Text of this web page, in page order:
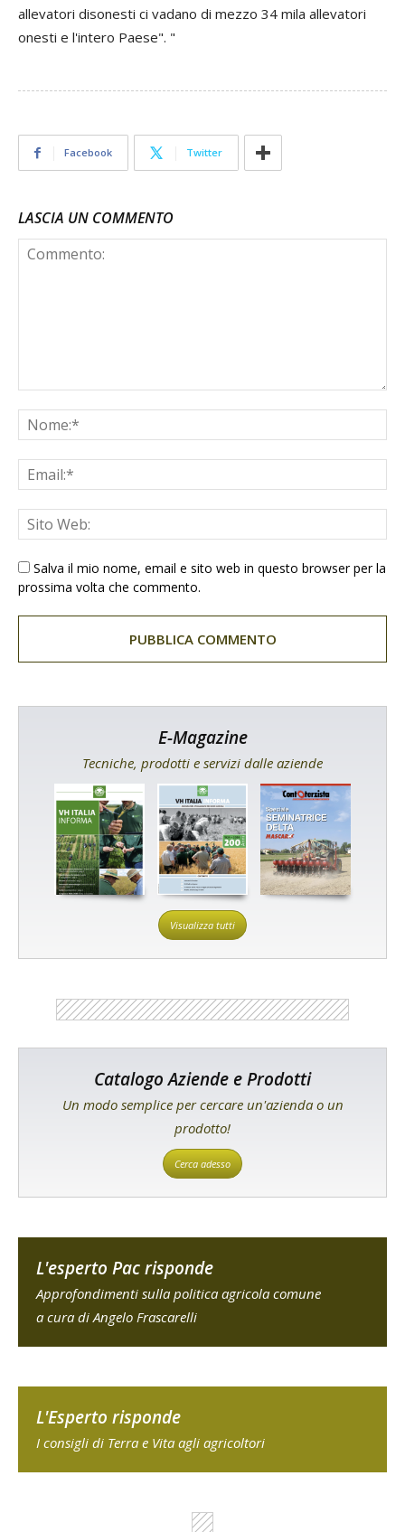
allevatori disonesti ci vadano di mezzo 34 mila allevatori
onesti e l'intero Paese". "
Facebook Twitter
LASCIA UN COMMENTO
Salva il mio nome, email e sito web in questo browser per la
prossima volta che commento.
E-Magazine
Tecniche, prodotti e servizi dalle aziende
Visualizza tutti
Catalogo Aziende e Prodotti
Un modo semplice per cercare un'azienda o un
prodotto!
Cerca adesso
L'esperto Pac risponde
Approfondimenti sulla politica agricola comune
a cura di Angelo Frascarelli
L'Esperto risponde
I consigli di Terra e Vita agli agricoltori